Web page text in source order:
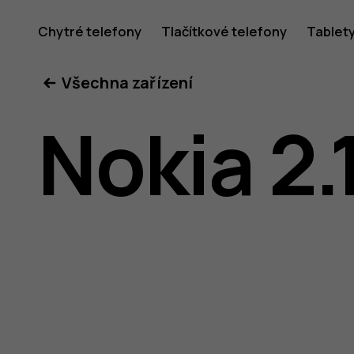
příručka
k
Chytré telefony Tlačítkové telefony
Všechna zařízení
Nokia